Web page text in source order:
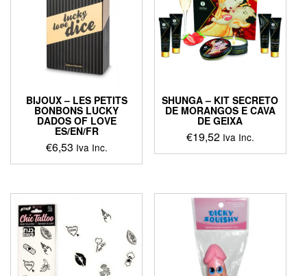
BIJOUX – LES PETITS
BONBONS LUCKY
DADOS OF LOVE
ES/EN/FR
€6,53 Iva Inc.
SHUNGA – KIT SECRETO
DE MORANGOS E CAVA
DE GEIXA
€19,52 Iva Inc.